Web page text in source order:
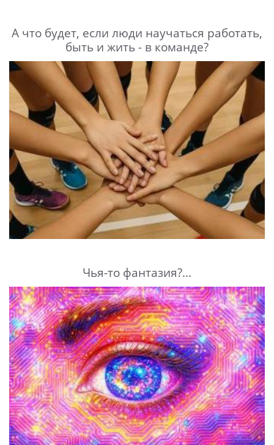
А что будет, если люди научаться работать,
быть и жить - в команде?
Чья-то фантазия?...